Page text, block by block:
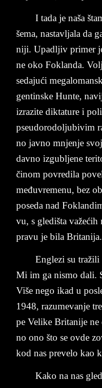
I tada je naša
šema, na­stav­lja­la da
ni­ji. Upa­dljiv pri­mer
ne oko Fo­klan­da.
se­da­jući
gen­tin­ske Hun­te,
iz­ra­zi­te dik­ta­tu­re i
pseudorodoljubivim
no jav­no mnjen­je
dav­no iz­gu­blje­ne
činom po­vre­di­la
međuvre­me­nu, bez­
po­se­da nad
vu, s gle­dišta
pra­vu je bila Bri­ta­ni­ja.
En­gle­zi su tražili
Mi im ga ni­smo dali.
Više nego ikad u
1948, raz­u­me­van­je
pe Ve­li­ke Bri­ta­ni­je
no ono što se ovde
kod nas prevelo kao
Ka­ko ­na­ na­s